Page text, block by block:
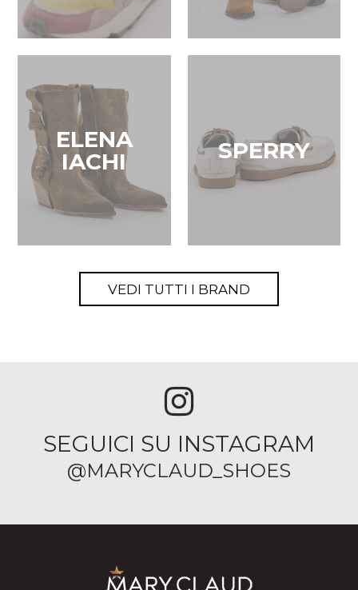
ELENA
IACHI
SPERRY
VEDI TUTTI I BRAND
SEGUICI SU INSTAGRAM
@MARYCLAUD_SHOES